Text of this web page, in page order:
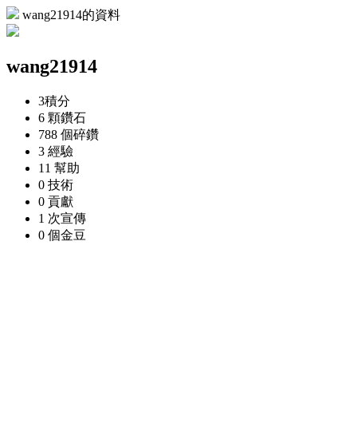
wang21914的資料
wang21914
3積分
6 顆鑽石
788 個碎鑽
3 經驗
11 幫助
0 技術
0 貢獻
1 次宣傳
0 個金豆